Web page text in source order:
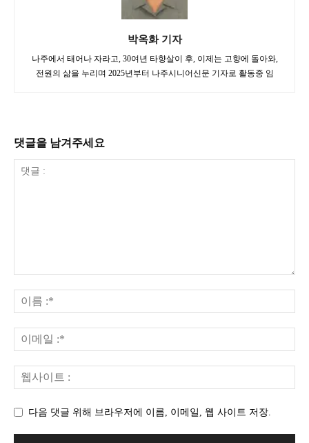
박옥화 기자
나주에서 태어나 자라고, 30여년 타향살이 후, 이제는 고향에 돌아와,
전원의 삶을 누리며 2025년부터 나주시니어신문 기자로 활동중 임
댓글을 남겨주세요
다음 댓글 위해 브라우저에 이름, 이메일, 웹 사이트 저장.